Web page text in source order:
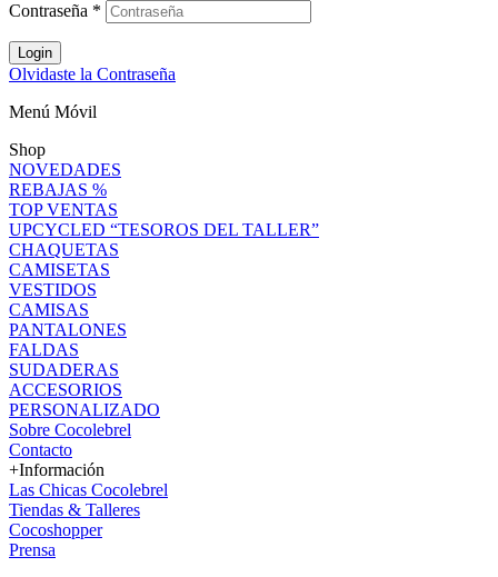
Contraseña *
Login
Olvidaste la Contraseña
Menú Móvil
Shop
NOVEDADES
REBAJAS %
TOP VENTAS
UPCYCLED “TESOROS DEL TALLER”
CHAQUETAS
CAMISETAS
VESTIDOS
CAMISAS
PANTALONES
FALDAS
SUDADERAS
ACCESORIOS
PERSONALIZADO
Sobre Cocolebrel
Contacto
+Información
Las Chicas Cocolebrel
Tiendas & Talleres
Cocoshopper
Prensa